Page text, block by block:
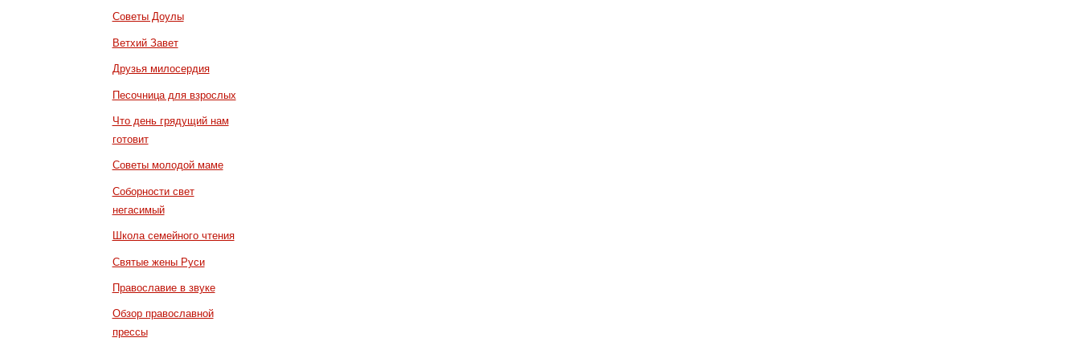
Советы Доулы
Ветхий Завет
Друзья милосердия
Песочница для взрослых
Что день грядущий нам
готовит
Советы молодой маме
Соборности свет
негасимый
Школа семейного чтения
Святые жены Руси
Православие в звуке
Обзор православной
прессы